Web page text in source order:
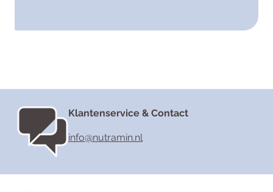
Klantenservice & Contact
info@nutramin.nl